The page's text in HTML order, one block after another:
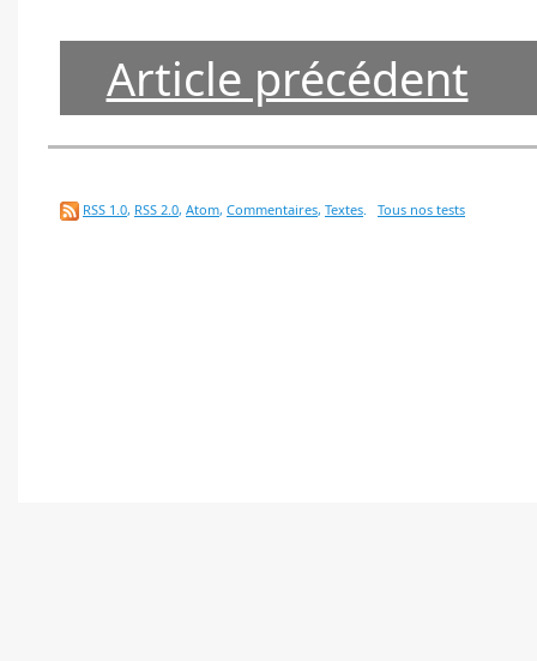
Article précédent
RSS 1.0, RSS 2.0, Atom, Commentaires, Textes. Tous nos tests